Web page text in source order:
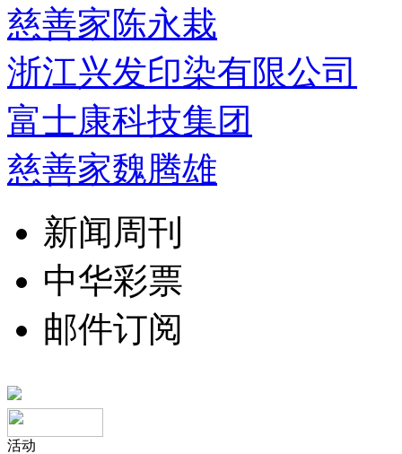
慈善家陈永栽
浙江兴发印染有限公司
富士康科技集团
慈善家魏腾雄
新闻周刊
中华彩票
邮件订阅
活动